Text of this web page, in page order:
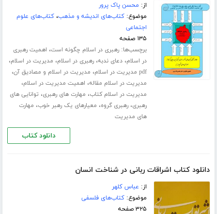
از: محسن پاک پرور
موضوع:کتاب‌های اندیشه و مذهب،کتاب‌های علوم
اجتماعی
۱۳۵ صفحه
برچسب‌ها:رهبری در اسلام چگونه است، اهمیت رهبری
در اسلام،دعای ندبه،رهبری در اسلام، مدیریت در اسلام،
pdf مدیریت در اسلام ، مدیریت در اسلام و مصادیق آن،
مدیریت در اسلام مقاله، اهمیت مدیریت در اسلام،
مدیریت در اسلام کتاب، مهارت های رهبری، توانایی های
رهبری،رهبری گروه، معیارهای یک رهبر خوب، مهارت
های مدیریت
دانلود کتاب
دانلود کتاب اشراقات ربانی در شناخت انسان
از: عباس کلهر
موضوع:کتاب‌های فلسفی
۳۲۵ صفحه